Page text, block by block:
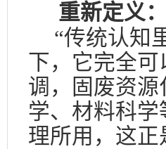
重新定义
“传统认知
下，它完全
调，固废资
学、材料科
理所用，这